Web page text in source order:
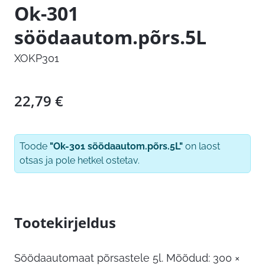
Ok-301
söödaautom.põrs.5L
XOKP301
22,79 €
Toode "Ok-301 söödaautom.põrs.5L" on laost
otsas ja pole hetkel ostetav.
Tootekirjeldus
Söödaautomaat põrsastele 5l. Mõõdud: 300 ×